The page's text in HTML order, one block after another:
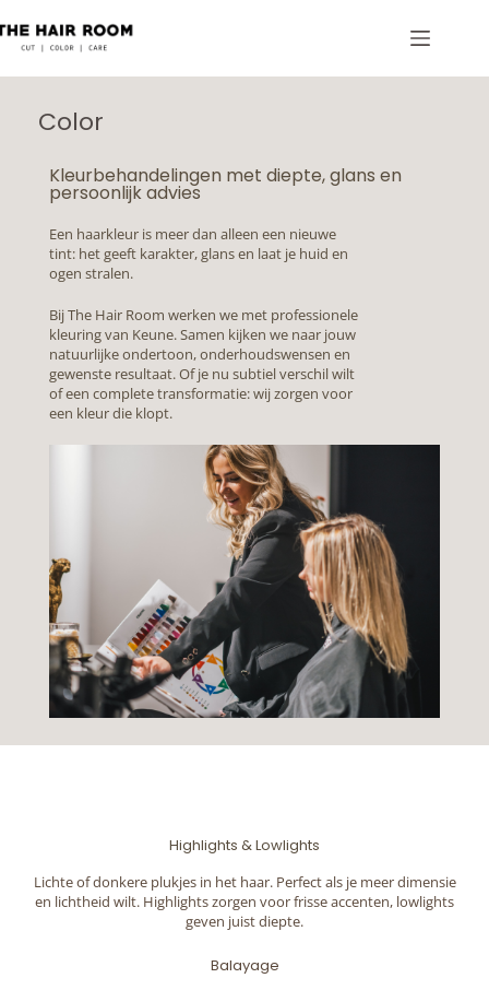
Color
Kleurbehandelingen met diepte, glans en
persoonlijk advies
Een haarkleur is meer dan alleen een nieuwe
tint: het geeft karakter, glans en laat je huid en
ogen stralen.
Bij The Hair Room werken we met professionele
kleuring van Keune. Samen kijken we naar jouw
natuurlijke ondertoon, onderhoudswensen en
gewenste resultaat. Of je nu subtiel verschil wilt
of een complete transformatie: wij zorgen voor
een kleur die klopt.
Highlights & Lowlights
Lichte of donkere plukjes in het haar. Perfect als je meer dimensie
en lichtheid wilt. Highlights zorgen voor frisse accenten, lowlights
geven juist diepte.
Balayage